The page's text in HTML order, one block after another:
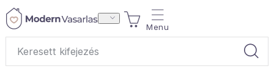
Ugrás
KOSÁR